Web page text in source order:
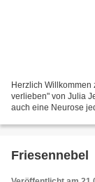
Herzlich Willkommen
verlieben" von Julia
auch eine Neurose
Friesennebel